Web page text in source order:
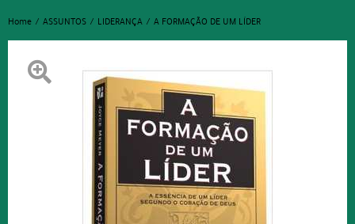
Home ASSUNTOS LIDERANÇA A FORMAÇÃO DE UM LÍDER